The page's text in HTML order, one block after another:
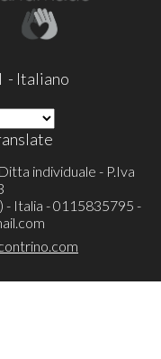
- Italiano
individuale - P.Iva
- Italia - 0115835795 -